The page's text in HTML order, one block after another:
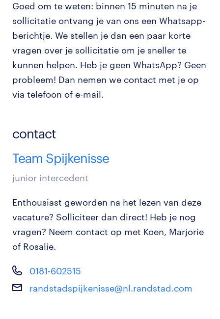
Goed om te weten: binnen 15 minuten na je
sollicitatie ontvang je van ons een Whatsapp-
berichtje. We stellen je dan een paar korte
vragen over je sollicitatie om je sneller te
kunnen helpen. Heb je geen WhatsApp? Geen
probleem! Dan nemen we contact met je op
via telefoon of e-mail.
contact
Team Spijkenisse
junior intercedent
Enthousiast geworden na het lezen van deze
vacature? Solliciteer dan direct! Heb je nog
vragen? Neem contact op met Koen, Marjorie
of Rosalie.
0181-602515
randstadspijkenisse@nl.randstad.com